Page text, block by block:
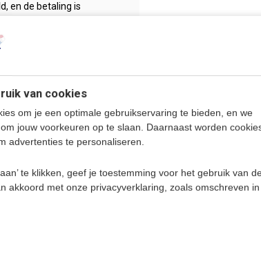
van cookies
om je een optimale gebruikservaring te bieden, en we
jouw voorkeuren op te slaan. Daarnaast worden
advertenties te personaliseren.
te klikken, geef je toestemming voor het gebruik van de
akkoord met onze privacyverklaring, zoals omschreven
en de betaling is
met een
minuten, waarna je
of overzetten naar bijv.
Download